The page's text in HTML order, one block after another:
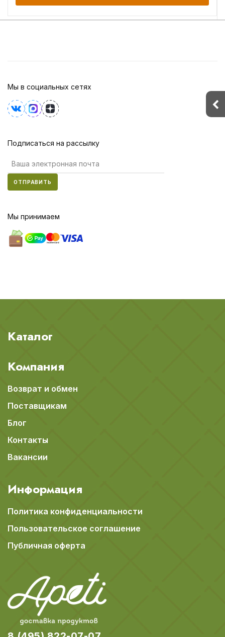
Мы в социальных сетях
Подписаться на рассылку
ОТПРАВИТЬ
Мы принимаем
Каталог
Компания
Возврат и обмен
Поставщикам
Блог
Контакты
Вакансии
Информация
Политика конфиденциальности
Пользовательское соглашение
Публичная оферта